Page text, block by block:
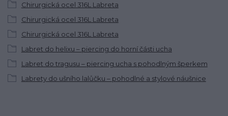
Chirurgická ocel 316L Labreta
Chirurgická ocel 316L Labreta
Chirurgická ocel 316L Labreta
Labret do helixu – piercing do horní části ucha
Labret do tragusu – piercing ucha s pohodlným šperkem
Labrety do ušního lalůčku – pohodlné a stylové náušnice